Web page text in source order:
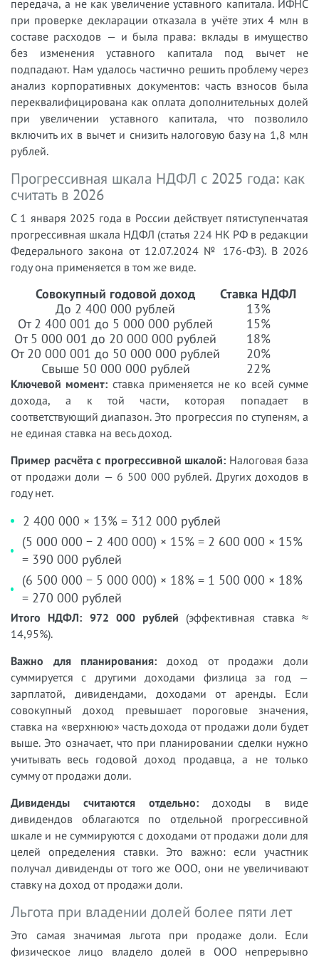
передача, а не как увеличение уставного капитала. ИФНС
при проверке декларации отказала в учёте этих 4 млн в
составе расходов — и была права: вклады в имущество
без изменения уставного капитала под вычет не
подпадают. Нам удалось частично решить проблему через
анализ корпоративных документов: часть взносов была
переквалифицирована как оплата дополнительных долей
при увеличении уставного капитала, что позволило
включить их в вычет и снизить налоговую базу на 1,8 млн
рублей.
Прогрессивная шкала НДФЛ с 2025 года: как
считать в 2026
С 1 января 2025 года в России действует пятиступенчатая
прогрессивная шкала НДФЛ (статья 224 НК РФ в редакции
Федерального закона от 12.07.2024 № 176-ФЗ). В 2026
году она применяется в том же виде.
Совокупный годовой доход
Ставка НДФЛ
До 2 400 000 рублей
13%
От 2 400 001 до 5 000 000 рублей
15%
От 5 000 001 до 20 000 000 рублей
18%
От 20 000 001 до 50 000 000 рублей
20%
Свыше 50 000 000 рублей
22%
Ключевой момент: ставка применяется не ко всей сумме
дохода, а к той части, которая попадает в
соответствующий диапазон. Это прогрессия по ступеням, а
не единая ставка на весь доход.
Пример расчёта с прогрессивной шкалой: Налоговая база
от продажи доли — 6 500 000 рублей. Других доходов в
году нет.
2 400 000 × 13% = 312 000 рублей
(5 000 000 − 2 400 000) × 15% = 2 600 000 × 15%
= 390 000 рублей
(6 500 000 − 5 000 000) × 18% = 1 500 000 × 18%
= 270 000 рублей
Итого НДФЛ: 972 000 рублей (эффективная ставка ≈
14,95%).
Важно для планирования: доход от продажи доли
суммируется с другими доходами физлица за год —
зарплатой, дивидендами, доходами от аренды. Если
совокупный доход превышает пороговые значения,
ставка на «верхнюю» часть дохода от продажи доли будет
выше. Это означает, что при планировании сделки нужно
учитывать весь годовой доход продавца, а не только
сумму от продажи доли.
Дивиденды считаются отдельно: доходы в виде
дивидендов облагаются по отдельной прогрессивной
шкале и не суммируются с доходами от продажи доли для
целей определения ставки. Это важно: если участник
получал дивиденды от того же ООО, они не увеличивают
ставку на доход от продажи доли.
Льгота при владении долей более пяти лет
Это самая значимая льгота при продаже доли. Если
физическое лицо владело долей в ООО непрерывно